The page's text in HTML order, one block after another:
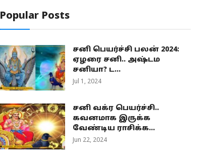
Popular Posts
சனி பெயர்ச்சி பலன் 2024:
ஏழரை சனி.. அஷ்டம
சனியா? ட...
Jul 1, 2024
சனி வக்ர பெயர்ச்சி..
கவனமாக இருக்க
வேண்டிய ராசிக்க...
Jun 22, 2024